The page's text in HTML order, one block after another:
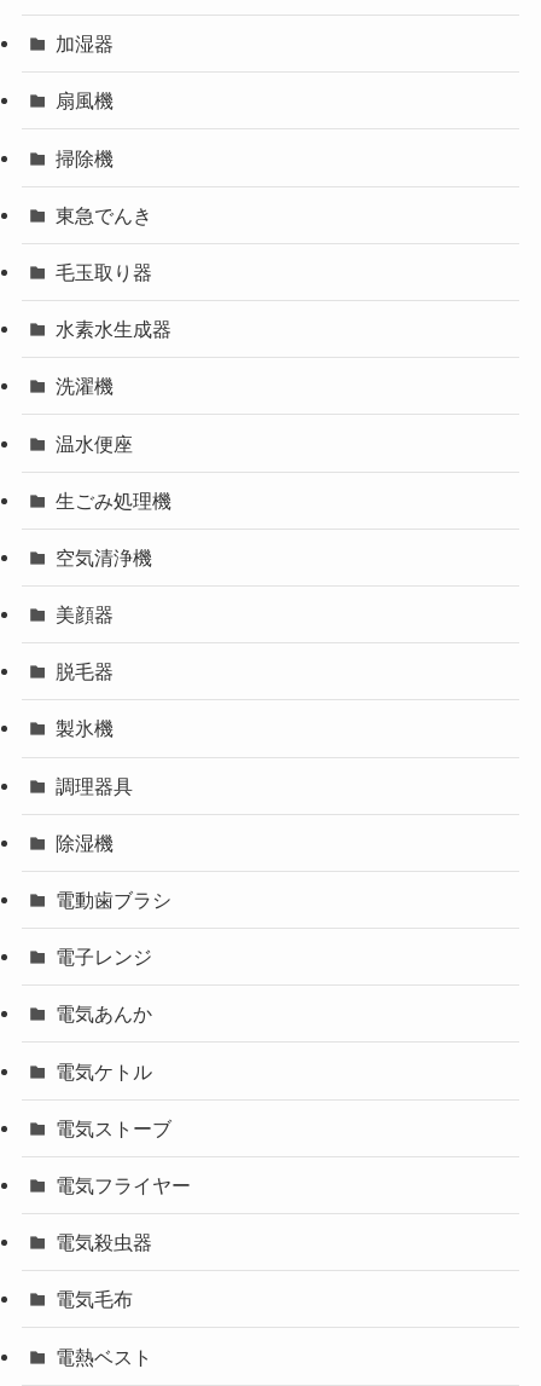
加湿器
扇風機
掃除機
東急でんき
毛玉取り器
水素水生成器
洗濯機
温水便座
生ごみ処理機
空気清浄機
美顔器
脱毛器
製氷機
調理器具
除湿機
電動歯ブラシ
電子レンジ
電気あんか
電気ケトル
電気ストーブ
電気フライヤー
電気殺虫器
電気毛布
電熱ベスト